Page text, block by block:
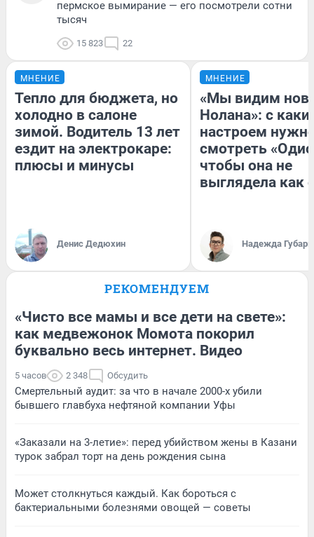
пермское вымирание — его посмотрели сотни
тысяч
15 823 22
МНЕНИЕ
Тепло для бюджета, но
холодно в салоне
зимой. Водитель 13 лет
ездит на электрокаре:
плюсы и минусы
Денис Дедюхин
МНЕНИЕ
«Мы видим
Нолана»: с
настроем
смотреть
чтобы она не
выглядела как
Надежда Губарь
РЕКОМЕНДУЕМ
«Чисто все мамы и все дети на свете»:
как медвежонок Момота покорил
буквально весь интернет. Видео
5 часов 2 348 Обсудить
Смертельный аудит: за что в начале 2000-х убили
бывшего главбуха нефтяной компании Уфы
«Заказали на 3-летие»: перед убийством жены в Казани
турок забрал торт на день рождения сына
Может столкнуться каждый. Как бороться с
бактериальными болезнями овощей — советы